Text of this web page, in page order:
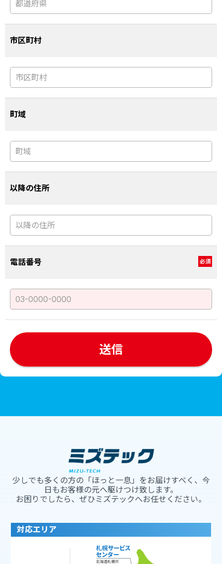
市区町村
町域
以降の住所
電話番号 必須
少しでも多くの方の「ほっと一息」をお届けすべく、今
日もお客様の元へ駆けつけ致します。
お困りでしたら、ぜひミズテックへお任せください。
対応エリア